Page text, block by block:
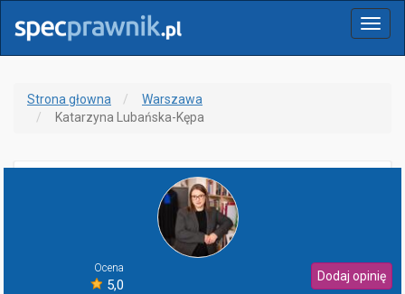
Menu
Strona głowna
Warszawa
Katarzyna Lubańska-Kępa
Ocena
5,0
Dodaj opinię